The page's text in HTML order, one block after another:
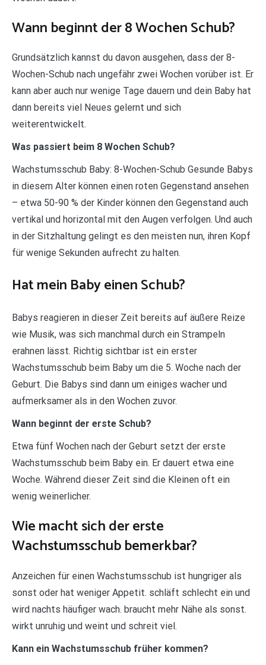
Wann beginnt der 8 Wochen Schub?
Grundsätzlich kannst du davon ausgehen, dass der 8-
Wochen-Schub nach ungefähr zwei Wochen vorüber ist. Er
kann aber auch nur wenige Tage dauern und dein Baby hat
dann bereits viel Neues gelernt und sich
weiterentwickelt.
Was passiert beim 8 Wochen Schub?
Wachstumsschub Baby: 8-Wochen-Schub Gesunde Babys
in diesem Alter können einen roten Gegenstand ansehen
– etwa 50-90 % der Kinder können den Gegenstand auch
vertikal und horizontal mit den Augen verfolgen. Und auch
in der Sitzhaltung gelingt es den meisten nun, ihren Kopf
für wenige Sekunden aufrecht zu halten.
Hat mein Baby einen Schub?
Babys reagieren in dieser Zeit bereits auf äußere Reize
wie Musik, was sich manchmal durch ein Strampeln
erahnen lässt. Richtig sichtbar ist ein erster
Wachstumsschub beim Baby um die 5. Woche nach der
Geburt. Die Babys sind dann um einiges wacher und
aufmerksamer als in den Wochen zuvor.
Wann beginnt der erste Schub?
Etwa fünf Wochen nach der Geburt setzt der erste
Wachstumsschub beim Baby ein. Er dauert etwa eine
Woche. Während dieser Zeit sind die Kleinen oft ein
wenig weinerlicher.
Wie macht sich der erste
Wachstumsschub bemerkbar?
Anzeichen für einen Wachstumsschub ist hungriger als
sonst oder hat weniger Appetit. schläft schlecht ein und
wird nachts häufiger wach. braucht mehr Nähe als sonst.
wirkt unruhig und weint und schreit viel.
Kann ein Wachstumsschub früher kommen?